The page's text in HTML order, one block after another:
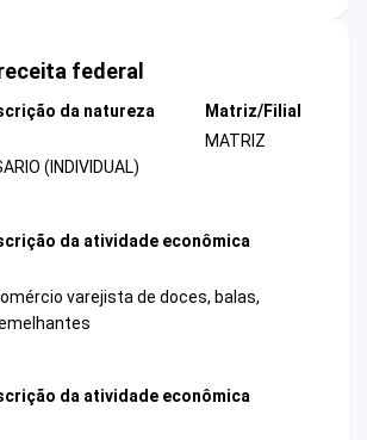
federal
da natureza
(INDIVIDUAL)
Matriz/Filial
MATRIZ
da atividade econômica
varejista de doces, balas,
da atividade econômica